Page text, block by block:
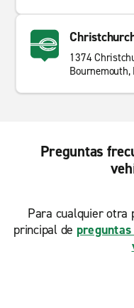
1374
Bournemouth,
Preguntas
Para cualquier otra
principal de